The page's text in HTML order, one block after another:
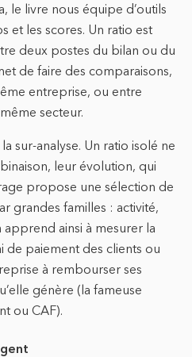
le livre nous équipe d’outils
et les scores. Un ratio est
deux postes du bilan ou du
de faire des comparaisons,
entreprise, ou entre
secteur.
sur-analyse. Un ratio isolé ne
leur évolution, qui
propose une sélection de
grandes familles : activité,
ainsi à mesurer la
de paiement des clients ou
à rembourser ses
génère (la fameuse
ou CAF).